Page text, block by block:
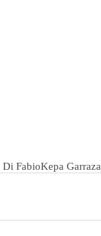
Di FabioKepa Garraza